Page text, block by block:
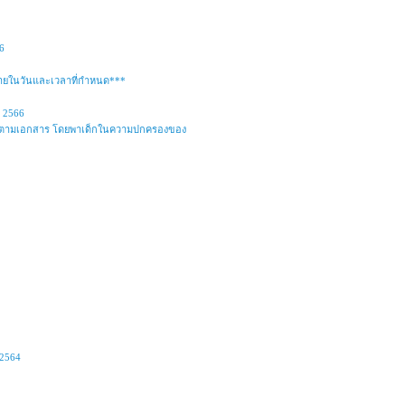
ในวันและเวลาที่กำหนด***
มเอกสาร โดยพาเด็กในความปกครองของ